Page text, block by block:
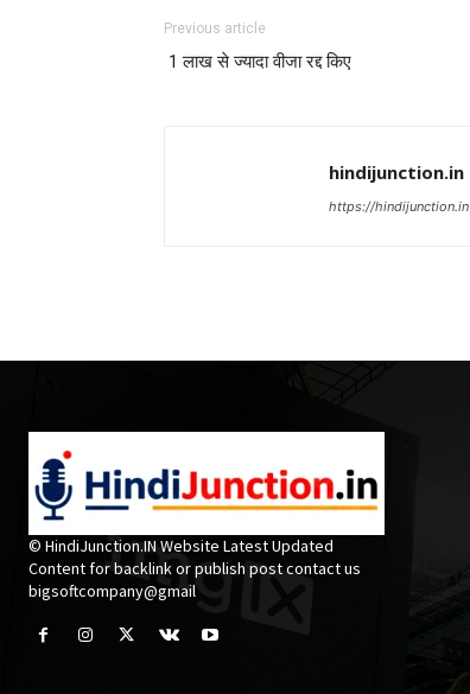
Previous article
1 लाख से ज्यादा वीजा रद्द किए
hindijunction.in
https://hindijunction.in
© HindiJunction.IN Website Latest Updated
Content for backlink or publish post contact us
bigsoftcompany@gmail